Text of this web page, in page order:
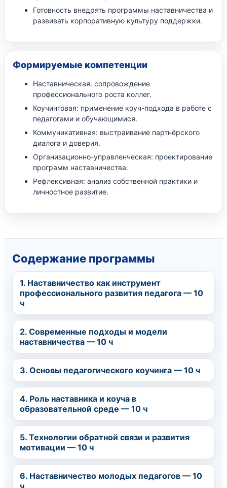
Готовность внедрять программы наставничества и
развивать корпоративную культуру поддержки.
Формируемые компетенции
Наставническая: сопровождение
профессионального роста коллег.
Коучинговая: применение коуч-подхода в работе с
педагогами и обучающимися.
Коммуникативная: выстраивание партнёрского
диалога и доверия.
Организационно-управленческая: проектирование
программ наставничества.
Рефлексивная: анализ собственной практики и
личностное развитие.
Содержание программы
1. Наставничество как инструмент
профессионального развития педагога — 10
ч
2. Современные подходы и модели
наставничества — 10 ч
3. Основы педагогического коучинга — 10 ч
4. Роль наставника и коуча в
образовательной среде — 10 ч
5. Технологии обратной связи и развития
мотивации — 10 ч
6. Наставничество молодых педагогов — 10
ч